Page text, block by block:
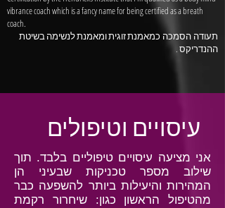
vibrance coach which is a fancy name for being certified as a breath
coach.
תעודה הסמכה כמאמנת זוגית ומאמנת לנשימה בשיטת
ההנדריקס .
עיסויים וטיפולים
אני מציעה עיסויים טיפוליים בלבד. תוך
שילוב מספר טכניקות שבעיני הן
המהירות והיעילות ביותר להשפעה כבר
מהטיפול הראשון כגון: שיחרור רקמת